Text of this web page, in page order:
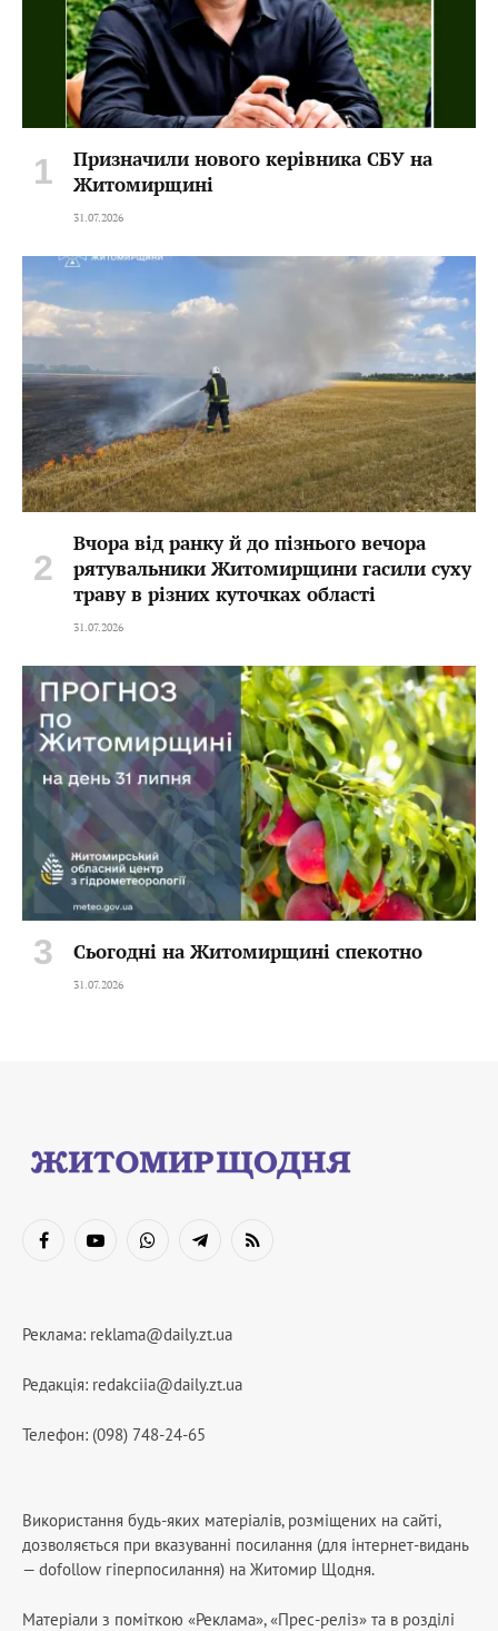
Призначили нового керівника СБУ на
Житомирщині
31.07.2026
Вчора від ранку й до пізнього вечора
рятувальники Житомирщини гасили суху
траву в різних куточках області
31.07.2026
Сьогодні на Житомирщині спекотно
31.07.2026
FacebookYouTubeWhatsAppTelegramRSS
Реклама: reklama@daily.zt.ua
Редакція: redakciia@daily.zt.ua
Телефон: (098) 748-24-65
Використання будь-яких матеріалів, розміщених на сайті,
дозволяється при вказуванні посилання (для інтернет-видань
— dofollow гіперпосилання) на Житомир Щодня.
Матеріали з поміткою «Реклама», «Прес-реліз» та в розділі